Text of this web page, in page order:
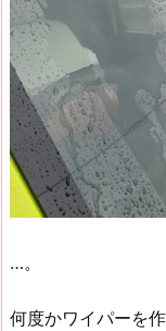
…。
何度かワイパーを